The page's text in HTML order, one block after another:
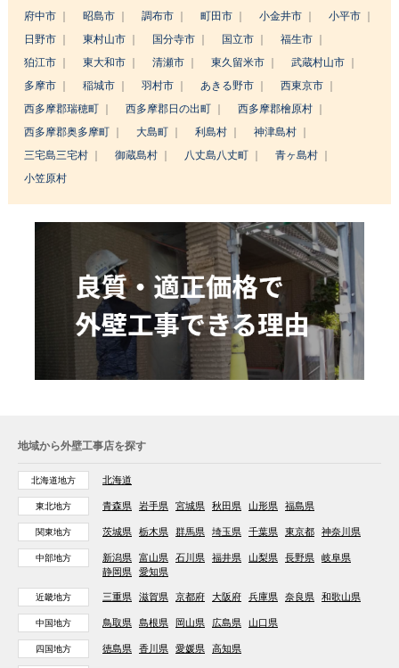
府中市
昭島市 調布市 町田市 小金井市
小平市
日野市
東村山市 国分寺市 国立市
福生市
狛江市
東大和市 清瀬市 東久留米市
武蔵村山市
多摩市
稲城市 羽村市 あきる野市
西東京市
西多摩郡瑞穂町
西多摩郡日の出町
西多摩郡檜原村
西多摩郡奥多摩町
大島町 利島村
神津島村
三宅島三宅村
御蔵島村 八丈島八丈町
青ヶ島村
小笠原村
地域から外壁工事店を探す
北海道地方 北海道
東北地方 青森県 岩手県 宮城県 秋田県 山形県 福島県
関東地方 茨城県 栃木県 群馬県 埼玉県 千葉県 東京都 神奈川県
中部地方 新潟県 富山県 石川県 福井県 山梨県 長野県
岐阜県
静岡県
愛知県
近畿地方 三重県 滋賀県 京都府 大阪府 兵庫県 奈良県 和歌山県
中国地方 鳥取県 島根県 岡山県 広島県 山口県
四国地方 徳島県 香川県 愛媛県 高知県